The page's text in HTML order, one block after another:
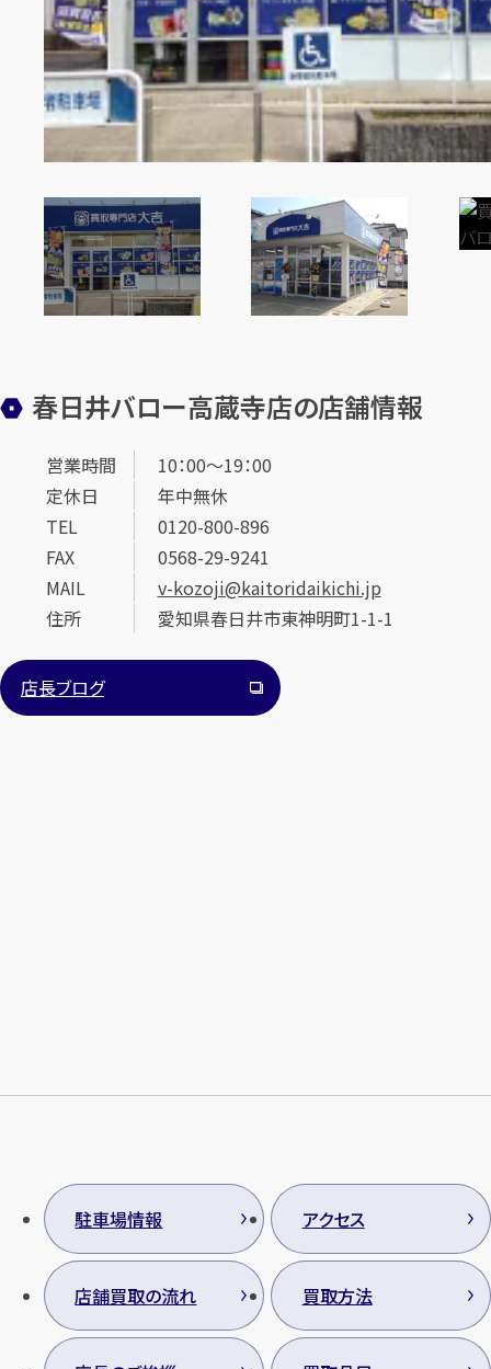
カンタン無料
まずはお電話で 無料査定
【総合受付】24時間・年中無休(年末年始除く)
メールで無料相談する
春日井バロー高蔵寺店の店舗情報
営業時間
10：00～19：00
定休日
年中無休
TEL
0120-800-896
FAX
0568-29-9241
MAIL
v-kozoji@kaitoridaikichi.jp
住所
愛知県春日井市東神明町1-1-1
店長ブログ
駐車場情報 アクセス
店舗買取の流れ 買取方法